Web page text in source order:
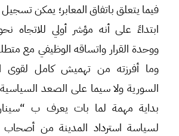
فيما يتعلق باتفاق المعابر؛ يمكن
ابتداءً على أنه مؤشر أولي للاتجاه
ووحدة القرار واتساقه الوظيفي مع
وما أفرزته من تهميش كامل لقوى
السورية ولا سيما على الصعد
بداية مهمة لما بات يعرف ب
لسياسة استرداد المدينة من أصحاب